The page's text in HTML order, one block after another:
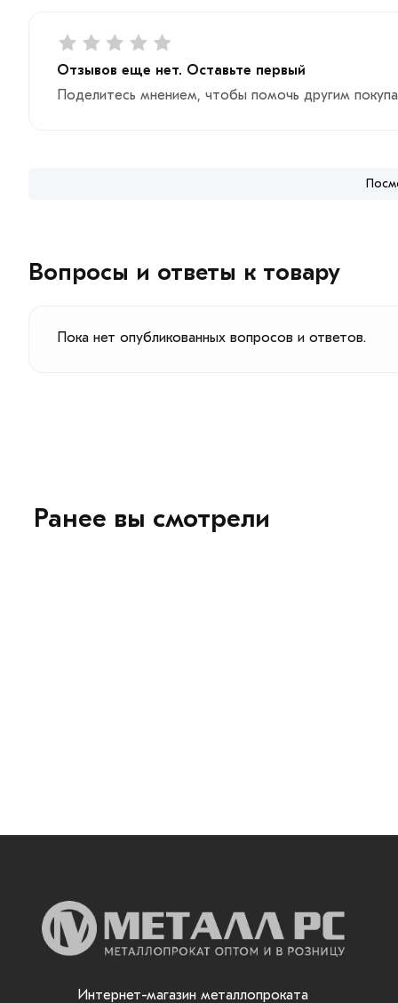
Отзывов еще нет. Оставьте первый
Поделитесь мнением, чтобы помочь другим
Вопросы и ответы к товару
Пока нет опубликованных вопросов и ответов.
Ранее вы смотрели
Интернет-магазин металлопроката